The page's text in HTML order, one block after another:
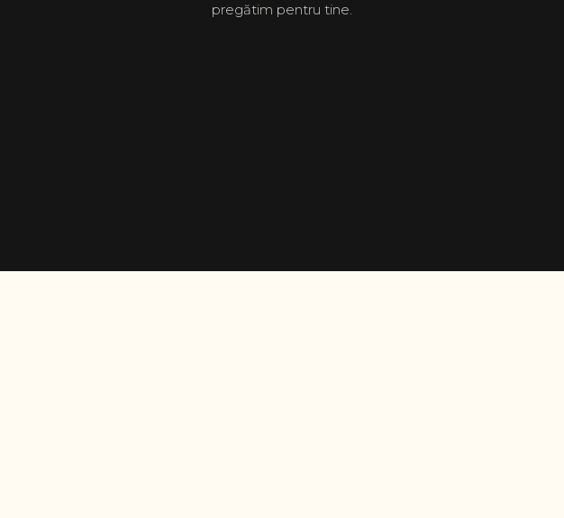
pregătim pentru tine.